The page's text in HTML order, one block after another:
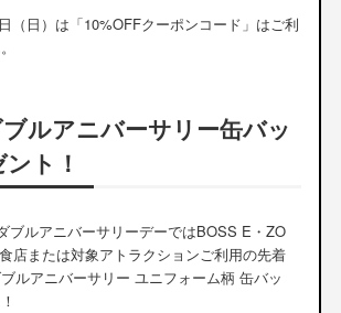
（日）は「10%OFFクーポンコード」はご利
ブルアニバーサリー缶バッ
ト！
ブルアニバーサリーデーではBOSS E・ZO
店または対象アトラクションご利用の先着
ルアニバーサリー ユニフォーム柄 缶バッ